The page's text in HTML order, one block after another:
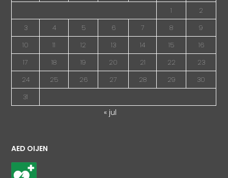
1
2
3
4 5 6 7 8
9
10
11 12 13 14 15
16
17
18 19 20 21 22
23
24
25 26 27 28 29
30
31
« jul
AED OIJEN